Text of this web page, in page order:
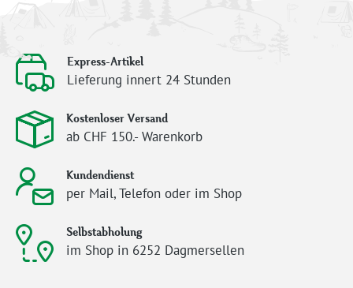
Express-Artikel
Lieferung innert 24 Stunden
Kostenloser Versand
ab CHF 150.- Warenkorb
Kundendienst
per Mail, Telefon oder im Shop
Selbstabholung
im Shop in 6252 Dagmersellen